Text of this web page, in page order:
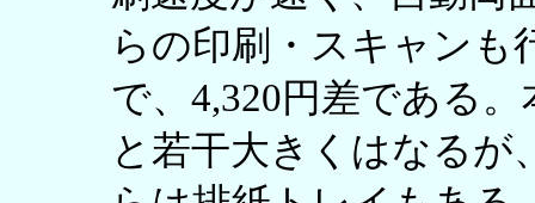
らの印刷・スキャンも
で、4,320円差である
と若干大きくはなるが